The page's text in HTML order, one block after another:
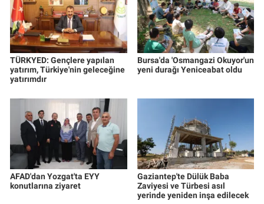
TÜRKYED: Gençlere yapılan
yatırım, Türkiye'nin geleceğine
yatırımdır
Bursa'da 'Osmangazi Okuyor'un
yeni durağı Yeniceabat oldu
AFAD'dan Yozgat'ta EYY
konutlarına ziyaret
Gaziantep'te Dülük Baba
Zaviyesi ve Türbesi asıl
yerinde yeniden inşa edilecek